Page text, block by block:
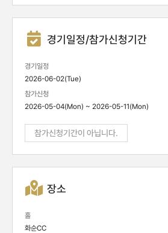
경기일정/참가신청기간
경기일정
2026-06-02(Tue)
참가신청
2026-05-04(Mon) ~ 2026-05-11(Mon)
참가신청기간이 아닙니다.
장소
홀
화순CC